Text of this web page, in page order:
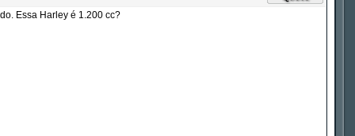
Essa Harley é 1.200 cc?